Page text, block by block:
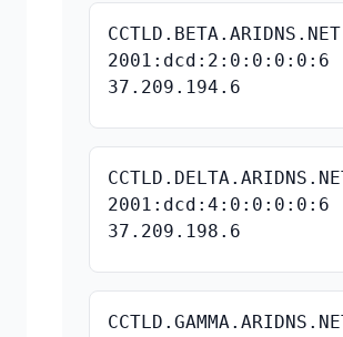
2001:dcd:2:0:0:0:0:6
37.209.194.6
2001:dcd:4:0:0:0:0:6
37.209.198.6